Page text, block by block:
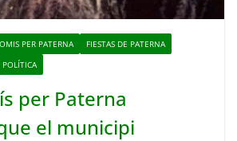
PER PATERNA
FIESTAS DE PATERNA
POLÍTICA
per Paterna
el municipi